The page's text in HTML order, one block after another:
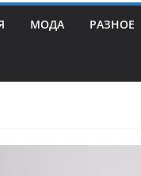
МОДА РАЗНОЕ